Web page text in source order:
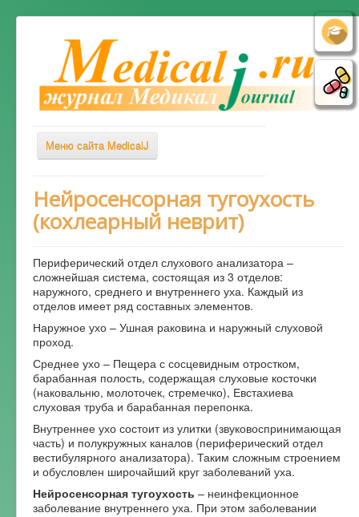
Меню сайта MedicalJ
Весь Медикал
Симптомы
Диагностика
Лечение
Советы врача
Альтернативная медицина
Форум
Нейросенсорная тугоухость
(кохлеарный неврит)
Периферический отдел слухового анализатора –
сложнейшая система, состоящая из 3 отделов:
наружного, среднего и внутреннего уха. Каждый из
отделов имеет ряд составных элементов.
Наружное ухо – Ушная раковина и наружный слуховой
проход.
Среднее ухо – Пещера с сосцевидным отростком,
барабанная полость, содержащая слуховые косточки
(наковальню, молоточек, стремечко), Евстахиева
слуховая труба и барабанная перепонка.
Внутреннее ухо состоит из улитки (звуковоспринимающая
часть) и полукружных каналов (периферический отдел
вестибулярного анализатора). Таким сложным строением
и обусловлен широчайший круг заболеваний уха.
Нейросенсорная тугоухость – неинфекционное
заболевание внутреннего уха. При этом заболевании